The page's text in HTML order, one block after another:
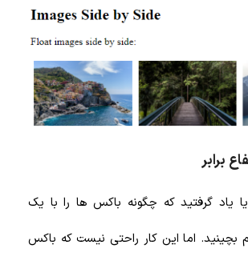
برابر
یاد گرفتید که چگونه باکس ها را با یک
اما این کار راحتی نیست که باکس